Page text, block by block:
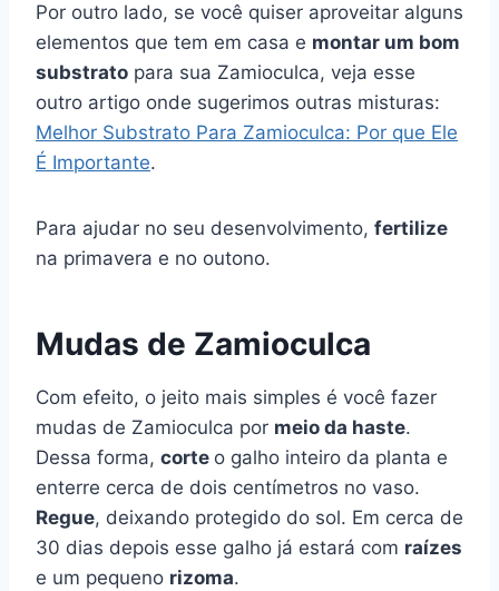
Por outro lado, se você quiser aproveitar alguns
elementos que tem em casa e montar um bom
substrato para sua Zamioculca, veja esse
outro artigo onde sugerimos outras misturas:
Melhor Substrato Para Zamioculca: Por que Ele
É Importante.
Para ajudar no seu desenvolvimento, fertilize
na primavera e no outono.
Mudas de Zamioculca
Com efeito, o jeito mais simples é você fazer
mudas de Zamioculca por meio da haste.
Dessa forma, corte o galho inteiro da planta e
enterre cerca de dois centímetros no vaso.
Regue, deixando protegido do sol. Em cerca de
30 dias depois esse galho já estará com raízes
e um pequeno rizoma.